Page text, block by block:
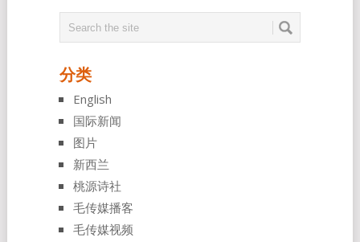
分类
English
国际新闻
图片
新西兰
桃源诗社
毛传媒播客
毛传媒视频